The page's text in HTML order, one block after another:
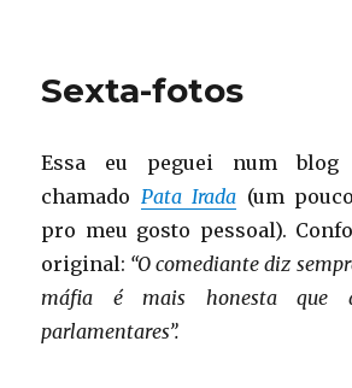
Sexta-fotos
Essa eu peguei num blog
chamado Pata Irada (um
pro meu gosto pessoal).
original: “O comediante diz
máfia é mais honesta que
parlamentares”.